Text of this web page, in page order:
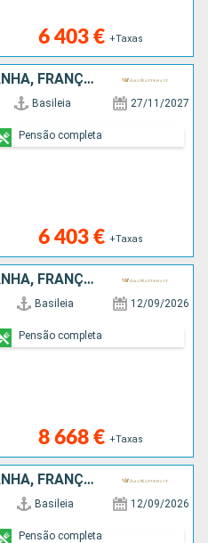
6 403 € +Taxas
SUÍÇO, HOLANDA, ALEMANHA, FRANÇA, REPÚBLICA DOMINICANA
Basileia 27/11/2027
6 403 € +Taxas
Pensão completa
SUÍÇO, HOLANDA, ALEMANHA, FRANÇA, BÉLGICA, REPÚBLICA DOMINICANA
Basileia 12/09/2026
8 668 € +Taxas
Pensão completa
SUÍÇO, HOLANDA, ALEMANHA, FRANÇA, BÉLGICA, REPÚBLICA DOMINICANA
Basileia 12/09/2026
Pensão completa